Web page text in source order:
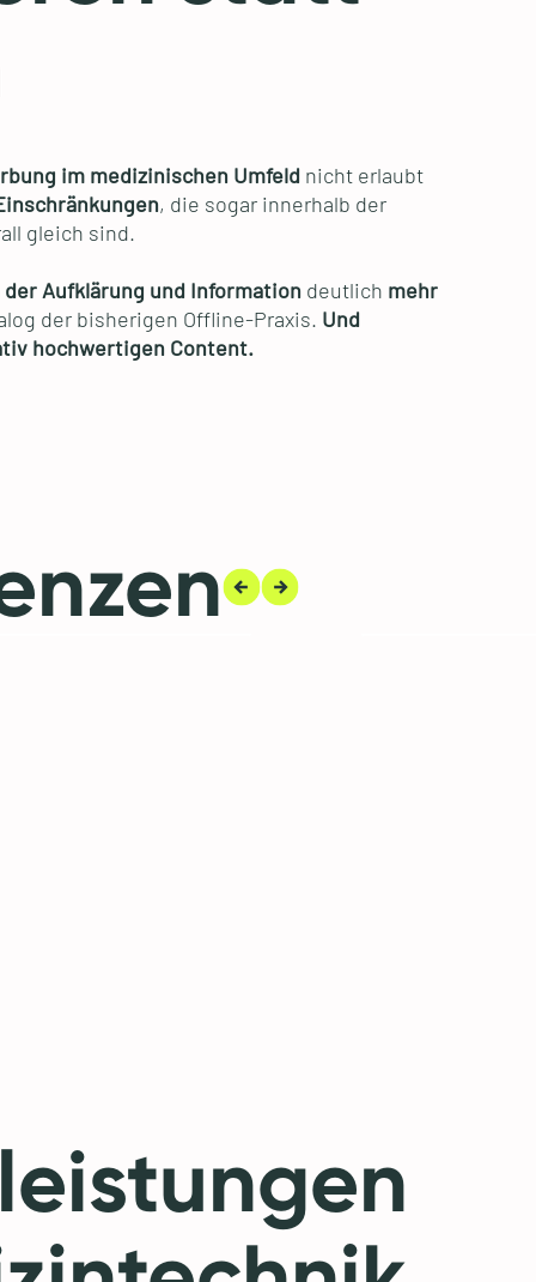
im medizinischen Umfeld nicht erlaubt
, die sogar innerhalb der
gleich sind.
Aufklärung und Information deutlich mehr
der bisherigen Offline-Praxis. Und
hochwertigen Content.